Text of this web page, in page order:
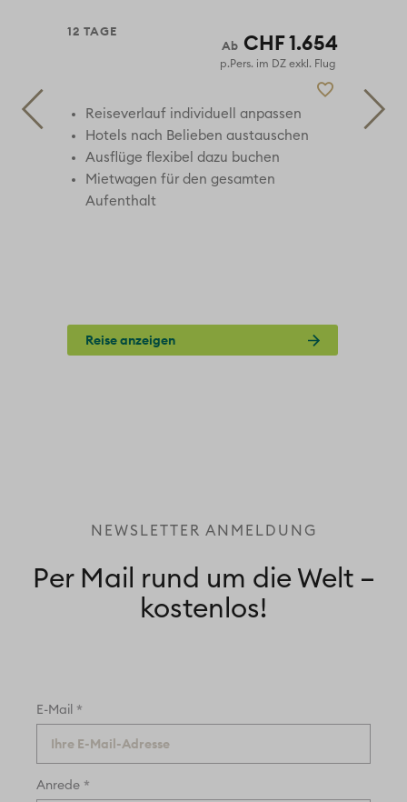
12 TAGE CHF 1.654
p.Pers. im DZ exkl. Flug
Reiseverlauf individuell anpassen
Hotels nach Belieben austauschen
Ausflüge flexibel dazu buchen
Mietwagen für den gesamten
Aufenthalt
Reise anzeigen
NEWSLETTER ANMELDUNG
Per Mail rund um die Welt –
kostenlos!
E-Mail *
Anrede *